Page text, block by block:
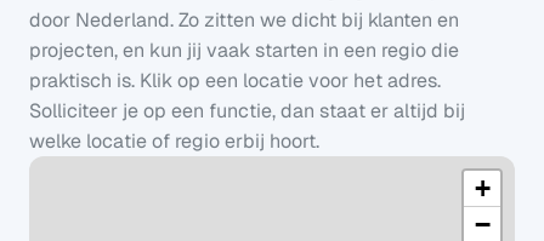
door Nederland. Zo zitten we dicht bij klanten en
projecten, en kun jij vaak starten in een regio die
praktisch is. Klik op een locatie voor het adres.
Solliciteer je op een functie, dan staat er altijd bij
welke locatie of regio erbij hoort.
+
−